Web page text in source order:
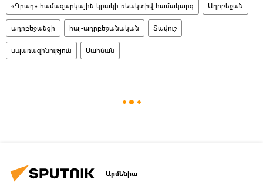
«Գրադ» համազարկային կրակի ռեակտիվ համակարգ Ադրբեջան
ադրբեջանցի հայ-ադրբեջանական Տավուշ
սպառազինություն Սահման
Արմենիա